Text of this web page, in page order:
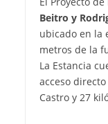
Beitro y
ubicado en la
metros de la
La Estancia
acceso
Castro y 27